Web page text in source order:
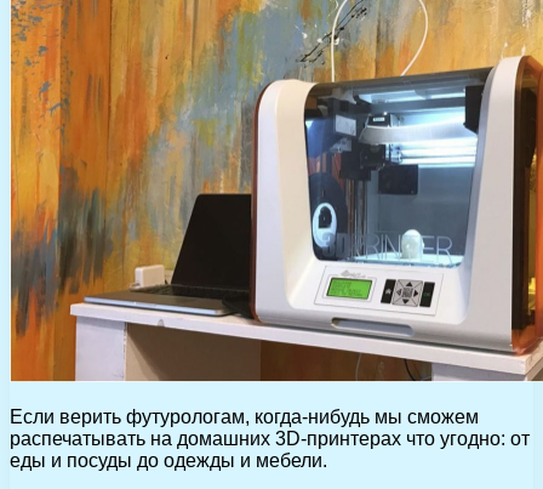
Если верить футурологам, когда-нибудь мы сможем
распечатывать на домашних 3D-принтерах что угодно: от
еды и посуды до одежды и мебели.